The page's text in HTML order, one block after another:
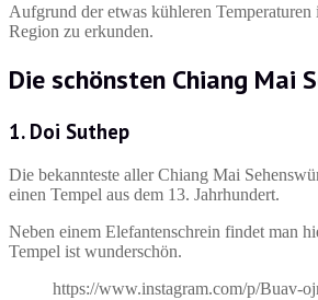
Aufgrund der etwas kühleren
Region zu erkunden.
Die schönsten Chiang Mai
1. Doi Suthep
Die bekannteste aller Chiang Mai
einen Tempel aus dem 13. Jahrhundert.
Neben einem Elefantenschrein findet man
Tempel ist wunderschön.
https://www.instagram.com/p/Buav-